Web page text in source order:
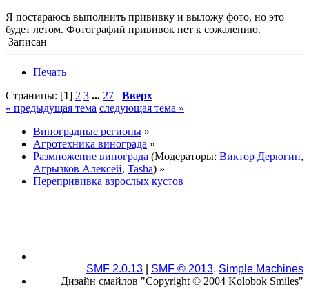
Я постараюсь выполнить прививку и выложу фото, но это
будет летом. Фотографий прививок нет к сожалению.
Записан
Печать
Страницы: [1] 2 3 ... 27
Вверх
« предыдущая тема следующая тема »
Виноградные регионы »
Агротехника винограда »
Размножение винограда (Модераторы: Виктор Дерюгин,
Агрызков Алексей, Tasha) »
Перепрививка взрослых кустов
SMF 2.0.13 SMF © 2013, Simple Machines
Дизайн смайлов "Copyright © 2004 Kolobok Smiles"